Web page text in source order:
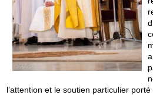
l’attention et le soutien particulier